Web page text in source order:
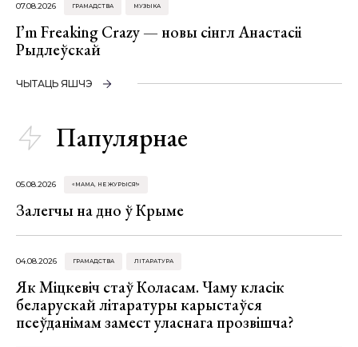
07.08.2026 ГРАМАДСТВА МУЗЫКА
I’m Freaking Crazy — новы сінгл Анастасіі
Рыдлеўскай
ЧЫТАЦЬ ЯШЧЭ
Папулярнае
05.08.2026 «МАМА, НЕ ЖУРЫСЯ!»
Залегчы на дно ў Крыме
04.08.2026 ГРАМАДСТВА ЛІТАРАТУРА
Як Міцкевіч стаў Коласам. Чаму класік
беларускай літаратуры карыстаўся
псеўданімам замест уласнага прозвішча?